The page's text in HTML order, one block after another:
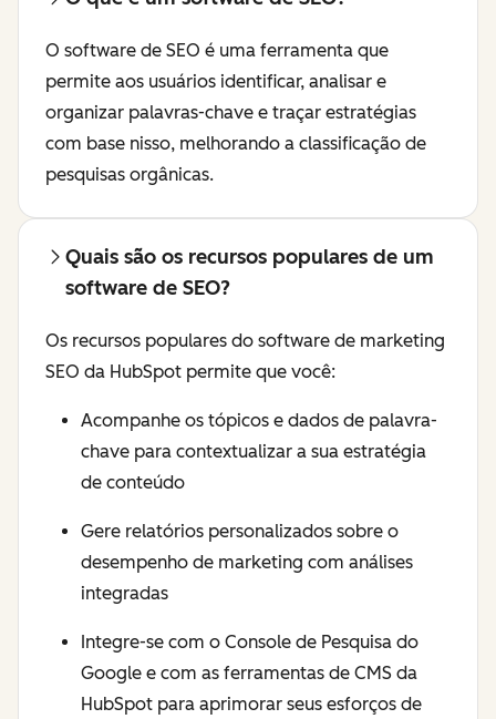
O software de SEO é uma ferramenta que
permite aos usuários identificar, analisar e
organizar palavras-chave e traçar estratégias
com base nisso, melhorando a classificação de
pesquisas orgânicas.
Quais são os recursos populares de um
software de SEO?
Os recursos populares do software de marketing
SEO da HubSpot permite que você:
Acompanhe os tópicos e dados de palavra-
chave para contextualizar a sua estratégia
de conteúdo
Gere relatórios personalizados sobre o
desempenho de marketing com análises
integradas
Integre-se com o Console de Pesquisa do
Google e com as ferramentas de CMS da
HubSpot para aprimorar seus esforços de